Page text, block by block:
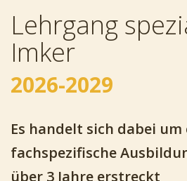
Lehrgang
Imker
2026-2029
Es handelt sich dabei um
fachspezifische
über 3 Jahre erstreckt